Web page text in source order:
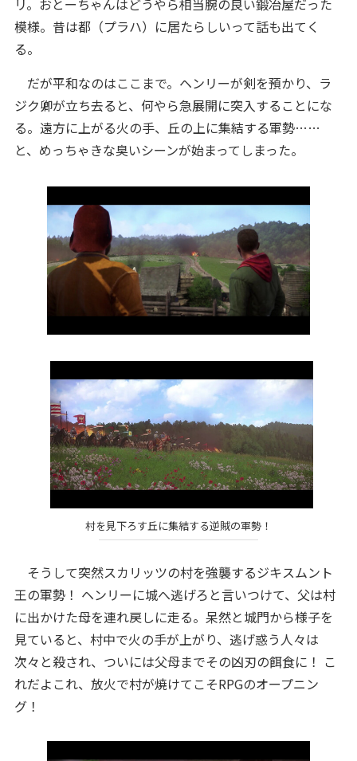
模様。昔は都（プラハ）に居たらしいって話も出てく
る。
だが平和なのはここまで。ヘンリーが剣を預かり、ラ
ジク卿が立ち去ると、何やら急展開に突入することにな
る。遠方に上がる火の手、丘の上に集結する軍勢……
と、めっちゃきな臭いシーンが始まってしまった。
村を見下ろす丘に集結する逆賊の軍勢！
そうして突然スカリッツの村を強襲するジキスムント
王の軍勢！ ヘンリーに城へ逃げろと言いつけて、父は村
に出かけた母を連れ戻しに走る。呆然と城門から様子を
見ていると、村中で火の手が上がり、逃げ惑う人々は
次々と殺され、ついには父母までその凶刃の餌食に！ こ
れだよこれ、放火で村が焼けてこそRPGのオープニン
グ！